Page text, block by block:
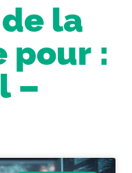
la
pour :
–